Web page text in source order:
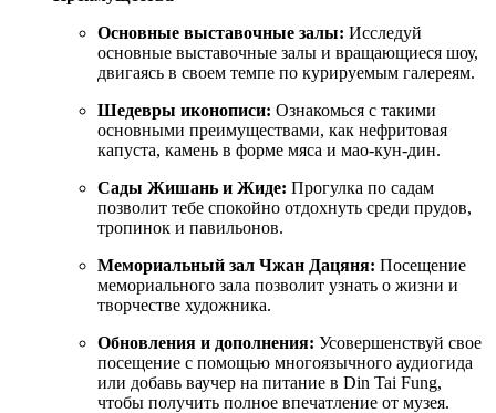
Основные выставочные залы: Исследуй
основные выставочные залы и вращающиеся шоу,
двигаясь в своем темпе по курируемым галереям.
Шедевры иконописи: Ознакомься с такими
основными преимуществами, как нефритовая
капуста, камень в форме мяса и мао-кун-дин.
Сады Жишань и Жиде: Прогулка по садам
позволит тебе спокойно отдохнуть среди прудов,
тропинок и павильонов.
Мемориальный зал Чжан Дацяня: Посещение
мемориального зала позволит узнать о жизни и
творчестве художника.
Обновления и дополнения: Усовершенствуй свое
посещение с помощью многоязычного аудиогида
или добавь ваучер на питание в Din Tai Fung,
чтобы получить полное впечатление от музея.